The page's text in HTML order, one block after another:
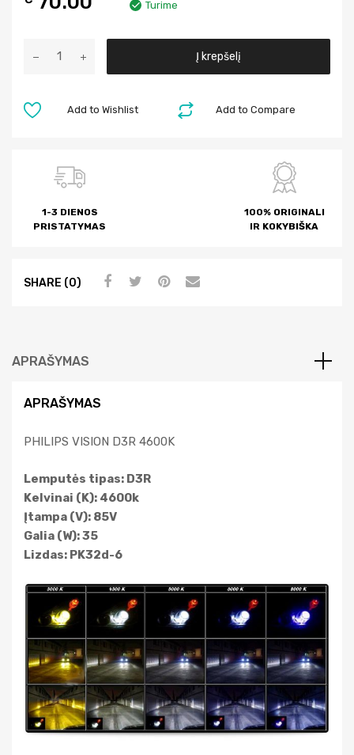
Turime
Į krepšelį
Add to Compare
Add to Wishlist
1-3 DIENOS
PRISTATYMAS
100% ORIGINALI
IR KOKYBIŠKA
SHARE (0)
APRAŠYMAS
APRAŠYMAS
PHILIPS VISION D3R 4600K
Lemputės tipas: D3R
Kelvinai (K): 4600k
Įtampa (V): 85V
Galia (W): 35
Lizdas: PK32d-6